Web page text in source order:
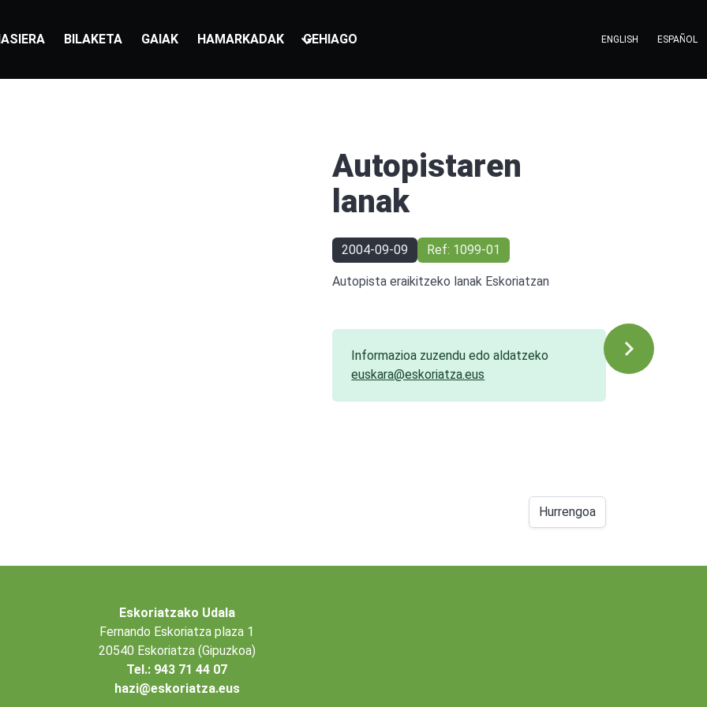
BILAKETA GAIAK HAMARKADAK GEHIAGO ENGLISH ESPAÑOL
Autopistaren
lanak
2004-09-09 Ref: 1099-01
Autopista eraikitzeko lanak Eskoriatzan
Informazioa zuzendu edo aldatzeko
euskara@eskoriatza.eus
Hurrengoa
Eskoriatzako Udala
Fernando Eskoriatza plaza 1
20540 Eskoriatza (Gipuzkoa)
Tel.: 943 71 44 07
hazi@eskoriatza.eus